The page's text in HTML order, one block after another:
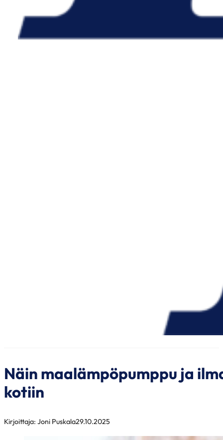
Näin maalämpöpumppu ja
kotiin
Kirjoittaja: Joni Puskala29.10.2025